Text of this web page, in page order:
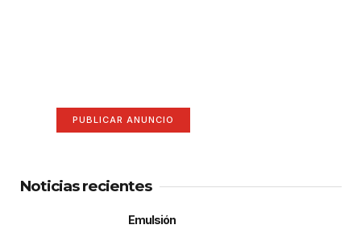
PUBLICAR ANUNCIO
Noticias recientes
Emulsión